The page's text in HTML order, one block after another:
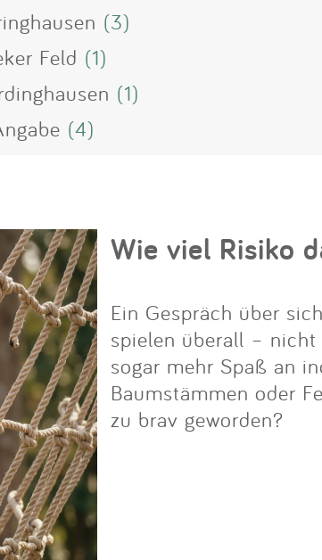
(3)
Feld (1)
(1)
(4)
Wie viel Risiko
Ein Gespräch über
spielen überall –
sogar mehr Spaß an
Baumstämmen oder
zu brav geworden?